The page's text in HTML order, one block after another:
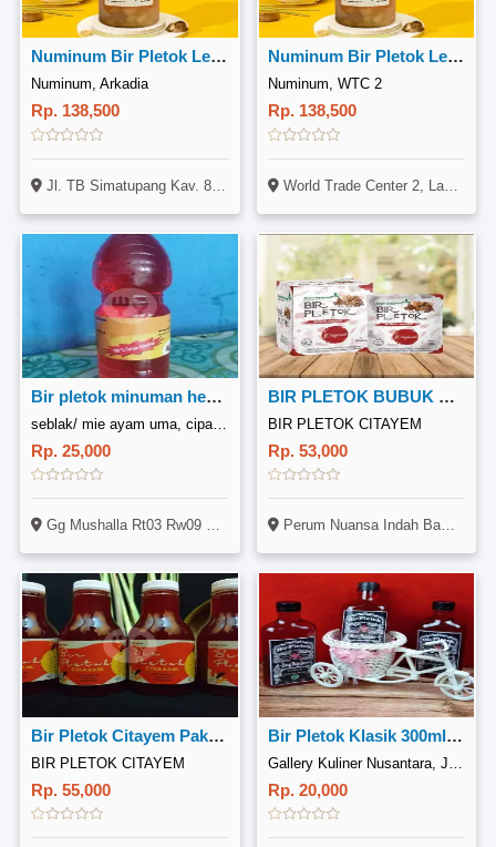
Numinum Bir Pletok Lemongrass 1 Liter
Numinum, Arkadia
Rp. 138,500
Jl. TB Simatupang Kav. 88 (Lantai 3), CIlandak, Jakarta
Numinum Bir Pletok Lemongrass 1 Liter
Numinum, WTC 2
Rp. 138,500
World Trade Center 2, Lantai Lower Ground, Jl. Jendral Sudirman Kav. 29-31, Sudirman, Jakarta
Bir pletok minuman herbal khas betawi
Rp. 25,000
Gg Mushalla Rt03 Rw09 No 35 Bojong Pondok Terong Cipayung Depok
BIR PLETOK BUBUK ORIGINAL 10 Sachet
BIR PLETOK CITAYEM
Rp. 53,000
Perum Nuansa Indah Bambon Asri Blok F No.4 Rt.3 Rw.7 Kel.ragajaya Kec.bojonggede
Bir Pletok Citayem Paket 4 Botol
BIR PLETOK CITAYEM
Rp. 55,000
Bir Pletok Klasik 300ml Halal MUI
Rp. 20,000